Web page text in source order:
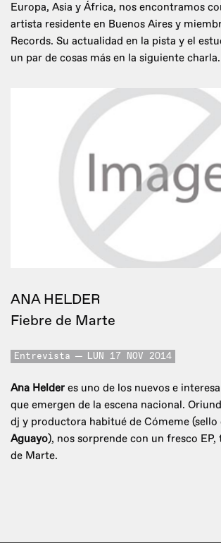
Europa, Asia y África, nos encontramos
artista residente en Buenos Aires y
Records. Su actualidad en la pista y el
un par de cosas más en la siguiente charla.
ANA HELDER
Fiebre de Marte
Entrevista LUN 17 NOV 2014
Ana Helder es uno de los nuevos e
que emergen de la escena nacional.
dj y productora habitué de Cómeme (sello
Aguayo), nos sorprende con un fresco
de Marte.